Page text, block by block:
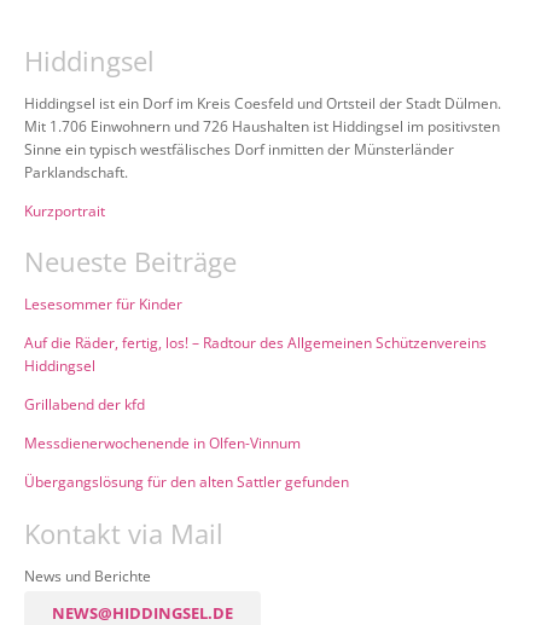
Hiddingsel
Hiddingsel ist ein Dorf im Kreis Coesfeld und Ortsteil der Stadt Dülmen.
Mit 1.706 Einwohnern und 726 Haushalten ist Hiddingsel im positivsten
Sinne ein typisch westfälisches Dorf inmitten der Münsterländer
Parklandschaft.
Kurzportrait
Neueste Beiträge
Lesesommer für Kinder
Auf die Räder, fertig, los! – Radtour des Allgemeinen Schützenvereins
Hiddingsel
Grillabend der kfd
Messdienerwochenende in Olfen-Vinnum
Übergangslösung für den alten Sattler gefunden
Kontakt via Mail
News und Berichte
NEWS@HIDDINGSEL.DE